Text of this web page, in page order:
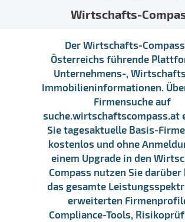
Wirtschafts-
Der Wirtschafts-
Österreichs führende
Unternehmens-,
Immobilieninformationen.
Firmensuche auf
suche.wirtschaftscompass.at
Sie tagesaktuelle Basis-
kostenlos und ohne
einem Upgrade in den
Compass nutzen Sie darüber
das gesamte
erweiterten
Compliance-Tools,